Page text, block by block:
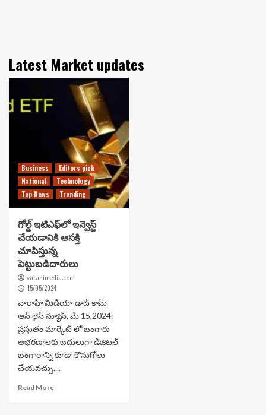
Latest Market updates
Business
Editors pick
National
Technology
Top News
Trending
గోల్డ్ ఇటిఎఫ్‌లో ఇన్వెస్ట్
చేయడానికి ఆసక్తి
చూపిస్తున్న
పెట్టుబడిదారులు
varahimedia.com
15/05/2024
వారాహి మీడియా డాట్ కామ్
ఆన్ లైన్ న్యూస్, మే 15,2024:
ప్రస్తుతం మార్కెట్ లో బంగారు
ఆభరణాలకు బదులుగా డిజిటల్
బంగారాన్ని కూడా కొనుగోలు
చేయవచ్చు....
Read More